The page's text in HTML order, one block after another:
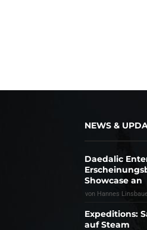
NEWS &
Daedalic
Showcase an
von Hannes
Expeditions:
auf Steam